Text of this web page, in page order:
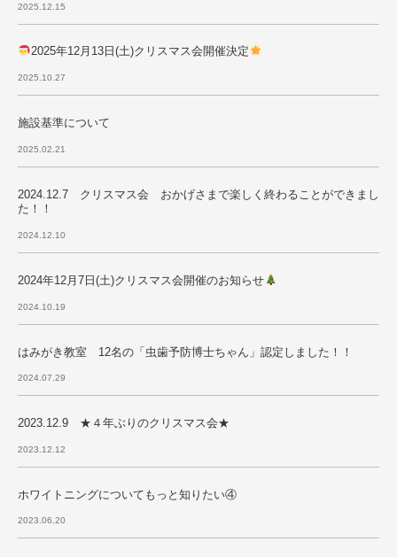
2025.12.15
2025年12月13日(土)クリスマス会開催決定
2025.10.27
施設基準について
2025.02.21
2024.12.7 クリスマス会 おかげさまで楽しく終わることができまし
た！！
2024.12.10
2024年12月7日(土)クリスマス会開催のお知らせ
2024.10.19
はみがき教室 12名の「虫歯予防博士ちゃん」認定しました！！
2024.07.29
2023.12.9 ★４年ぶりのクリスマス会★
2023.12.12
ホワイトニングについてもっと知りたい④
2023.06.20